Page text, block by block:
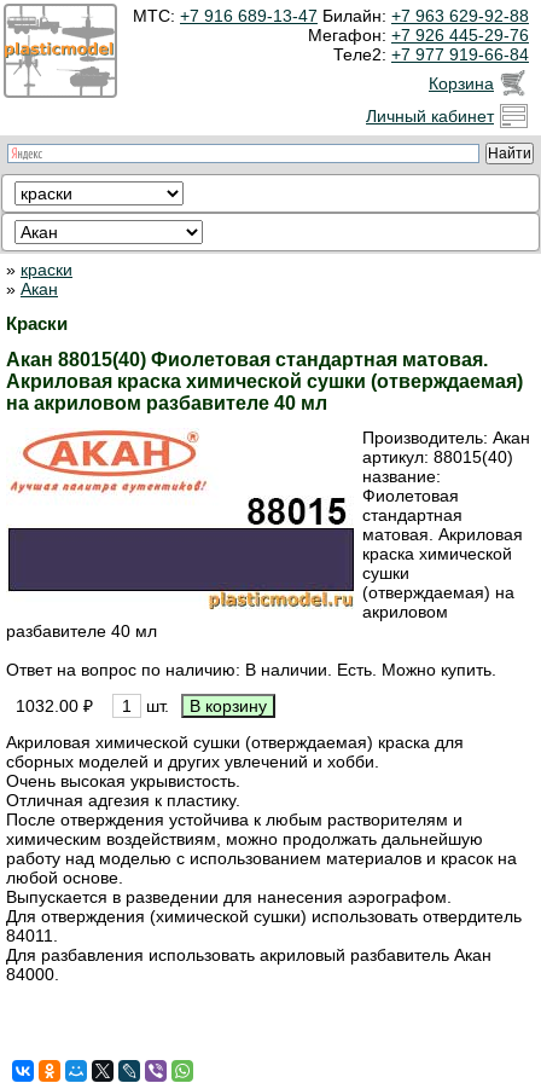
МТС: +7 916 689-13-47 Билайн: +7 963 629-92-88
Мегафон: +7 926 445-29-76
Теле2: +7 977 919-66-84
Корзина
Личный кабинет
» краски
» Акан
Краски
Акан 88015(40) Фиолетовая стандартная матовая.
Акриловая краска химической сушки (отверждаемая)
на акриловом разбавителе 40 мл
Производитель: Акан
артикул: 88015(40)
название:
Фиолетовая
стандартная
матовая. Акриловая
краска химической
сушки
(отверждаемая) на
акриловом
разбавителе 40 мл
Ответ на вопрос по наличию: В наличии. Есть. Можно купить.
1032.00 ₽
шт.
Акриловая химической сушки (отверждаемая) краска для
сборных моделей и других увлечений и хобби.
Очень высокая укрывистость.
Отличная адгезия к пластику.
После отверждения устойчива к любым растворителям и
химическим воздействиям, можно продолжать дальнейшую
работу над моделью с использованием материалов и красок на
любой основе.
Выпускается в разведении для нанесения аэрографом.
Для отверждения (химической сушки) использовать отвердитель
84011.
Для разбавления использовать акриловый разбавитель Акан
84000.